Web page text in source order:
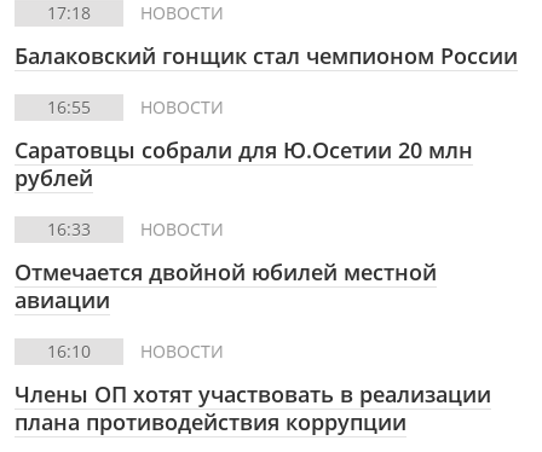
17:18 НОВОСТИ
Балаковский гонщик стал чемпионом России
16:55 НОВОСТИ
Саратовцы собрали для Ю.Осетии 20 млн
рублей
16:33 НОВОСТИ
Отмечается двойной юбилей местной
авиации
16:10 НОВОСТИ
Члены ОП хотят участвовать в реализации
плана противодействия коррупции